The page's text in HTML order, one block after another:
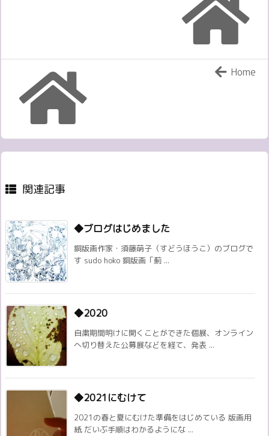
Home
関連記事
◆ブログはじめました
銅版画作家・須藤萌子（すどうほうこ）のブログで
す sudo hoko 銅版画「薊 ...
◆2020
自粛期間明けに開くことができた個展、オンライン
へ切り替えた公募展などを経て、発表 ...
◆2021にむけて
2021の春と夏にむけた準備をはじめている 版画用
紙 だいぶ手順はわかるようにな ...